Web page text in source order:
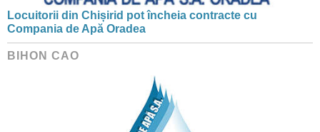
Locuitorii din Chișirid pot încheia contracte cu
Compania de Apă Oradea
BIHON CAO